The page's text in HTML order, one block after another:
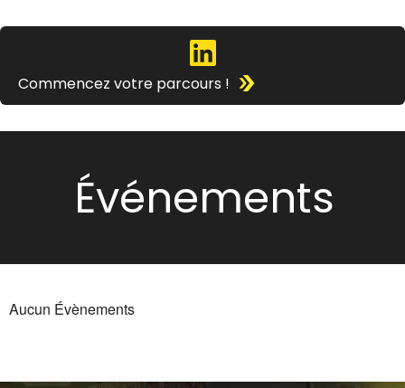
Commencez votre parcours !
Événements
Aucun Évènements